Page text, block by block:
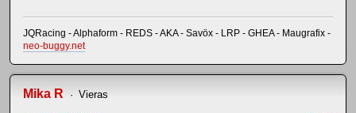
JQRacing - Alphaform - REDS - AKA - Savöx - LRP - GHEA - Maugrafix -
neo-buggy.net
Mika R Vieras